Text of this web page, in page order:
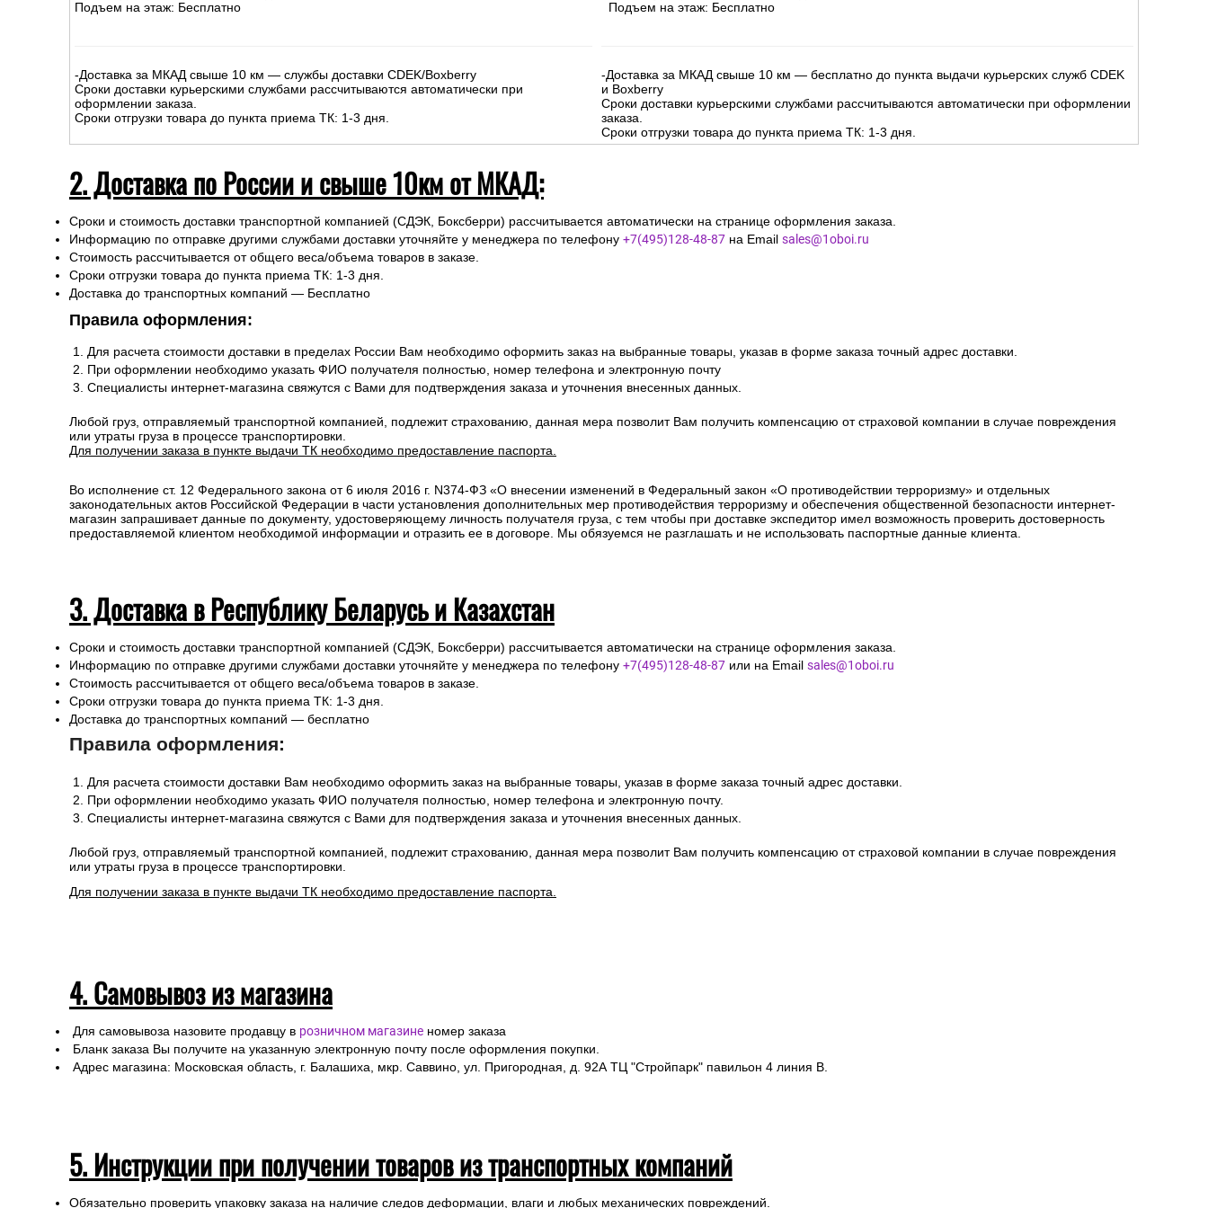
Подъем на этаж: Бесплатно
-Доставка за МКАД свыше 10 км — службы доставки CDEK/Boxberry
Сроки доставки курьерскими службами рассчитываются автоматически при
оформлении заказа.
Сроки отгрузки товара до пункта приема ТК: 1-3 дня.
Подъем на этаж: Бесплатно
-Доставка за МКАД свыше 10 км — бесплатно до пункта выдачи курьерских служб CDEK
и Boxberry
Сроки доставки курьерскими службами рассчитываются автоматически при оформлении
заказа.
Сроки отгрузки товара до пункта приема ТК: 1-3 дня.
2. Доставка по России и свыше 10км от МКАД:
Сроки и стоимость доставки транспортной компанией (СДЭК, Боксберри) рассчитывается автоматически на странице оформления заказа.
Информацию по отправке другими службами доставки уточняйте у менеджера по телефону +7(495)128-48-87 на Email sales@1oboi.ru
Стоимость рассчитывается от общего веса/объема товаров в заказе.
Сроки отгрузки товара до пункта приема ТК: 1-3 дня.
Доставка до транспортных компаний — Бесплатно
Правила оформления:
Для расчета стоимости доставки в пределах России Вам необходимо оформить заказ на выбранные товары, указав в форме заказа точный адрес доставки.
При оформлении необходимо указать ФИО получателя полностью, номер телефона и электронную почту
Специалисты интернет-магазина свяжутся с Вами для подтверждения заказа и уточнения внесенных данных.
Любой груз, отправляемый транспортной компанией, подлежит страхованию, данная мера позволит Вам получить компенсацию от страховой компании в случае повреждения
или утраты груза в процессе транспортировки.
Для получении заказа в пункте выдачи ТК необходимо предоставление паспорта.
Во исполнение ст. 12 Федерального закона от 6 июля 2016 г. N374-ФЗ «О внесении изменений в Федеральный закон «О противодействии терроризму» и отдельных
законодательных актов Российской Федерации в части установления дополнительных мер противодействия терроризму и обеспечения общественной безопасности интернет-
магазин запрашивает данные по документу, удостоверяющему личность получателя груза, с тем чтобы при доставке экспедитор имел возможность проверить достоверность
предоставляемой клиентом необходимой информации и отразить ее в договоре. Мы обязуемся не разглашать и не использовать паспортные данные клиента.
3. Доставка в Республику Беларусь и Казахстан
Сроки и стоимость доставки транспортной компанией (СДЭК, Боксберри) рассчитывается автоматически на странице оформления заказа.
Информацию по отправке другими службами доставки уточняйте у менеджера по телефону +7(495)128-48-87 или на Email sales@1oboi.ru
Стоимость рассчитывается от общего веса/объема товаров в заказе.
Сроки отгрузки товара до пункта приема ТК: 1-3 дня.
Доставка до транспортных компаний — бесплатно
Правила оформления:
Для расчета стоимости доставки Вам необходимо оформить заказ на выбранные товары, указав в форме заказа точный адрес доставки.
При оформлении необходимо указать ФИО получателя полностью, номер телефона и электронную почту.
Специалисты интернет-магазина свяжутся с Вами для подтверждения заказа и уточнения внесенных данных.
Любой груз, отправляемый транспортной компанией, подлежит страхованию, данная мера позволит Вам получить компенсацию от страховой компании в случае повреждения
или утраты груза в процессе транспортировки.
Для получении заказа в пункте выдачи ТК необходимо предоставление паспорта.
4. Самовывоз из магазина
Для самовывоза назовите продавцу в розничном магазине номер заказа
Бланк заказа Вы получите на указанную электронную почту после оформления покупки.
Адрес магазина: Московская область, г. Балашиха, мкр. Саввино, ул. Пригородная, д. 92А ТЦ "Стройпарк" павильон 4 линия В.
5. Инструкции при получении товаров из транспортных компаний
Обязательно проверить упаковку заказа на наличие следов деформации, влаги и любых механических повреждений.